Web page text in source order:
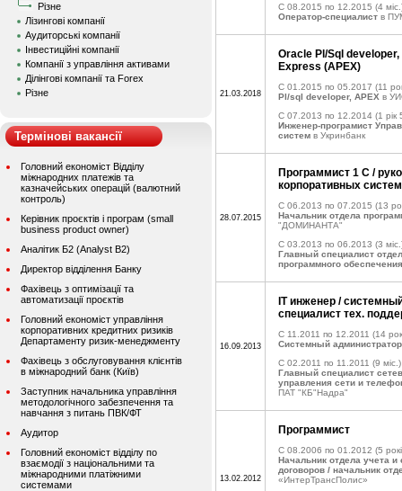
Різне
Лізингові компанії
Аудиторські компанії
Інвестиційні компанії
Компанії з управління активами
Ділінгові компанії та Forex
Різне
Термінові вакансії
Головний економіст Відділу
міжнародних платежів та
казначейських операцій (валютний
контроль)
Керівник проєктів і програм (small
business product owner)
Аналітик Б2 (Analyst B2)
Директор відділення Банку
Фахівець з оптимізації та
автоматизації проєктів
Головний економіст управління
корпоративних кредитних ризиків
Департаменту ризик-менеджменту
Фахівець з обслуговування клієнтів
в міжнародний банк (Київ)
Заступник начальника управління
методологічного забезпечення та
навчання з питань ПВК/ФТ
Аудитор
Головний економіст відділу по
взаємодії з національними та
міжнародними платіжними
системами
C 08.2015 по 12.2015 (4
Оператор-специалист в
21.03.2018
Oracle Pl/Sql
Express (APEX)
C 01.2015 по 05.2017 (11
Pl/sql developer, APEX в
C 07.2013 по 12.2014 (1 рік
Инженер-програмист
систем в Укринбанк
28.07.2015
Программист 1 С /
корпоративных систем
C 06.2013 по 07.2015 (13
Начальник отдела
"ДОМИНАНТА"
C 03.2013 по 06.2013 (3
Главный специалист
программного
16.09.2013
IT инженер /
специалист тех.
C 11.2011 по 12.2011 (14
Системный администратор
C 02.2011 по 11.2011 (9 міс.)
Главный специалист
управления сети и
ПАТ "КБ"Надра"
13.02.2012
Программист
C 08.2006 по 01.2012 (5
Начальник отдела учета и
договоров / начальник
«ИнтерТрансПолис»